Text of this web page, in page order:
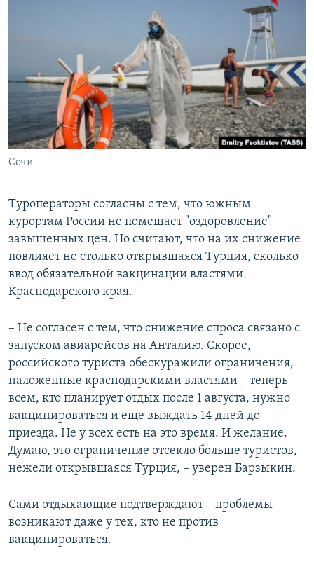
Сочи
Туроператоры согласны с тем, что южным
курортам России не помешает "оздоровление"
завышенных цен. Но считают, что на их снижение
повлияет не столько открывшаяся Турция, сколько
ввод обязательной вакцинации властями
Краснодарского края.
– Не согласен с тем, что снижение спроса связано с
запуском авиарейсов на Анталию. Скорее,
российского туриста обескуражили ограничения,
наложенные краснодарскими властями – теперь
всем, кто планирует отдых после 1 августа, нужно
вакцинироваться и еще выждать 14 дней до
приезда. Не у всех есть на это время. И желание.
Думаю, это ограничение отсекло больше туристов,
нежели открывшаяся Турция, – уверен Барзыкин.
Сами отдыхающие подтверждают – проблемы
возникают даже у тех, кто не против
вакцинироваться.